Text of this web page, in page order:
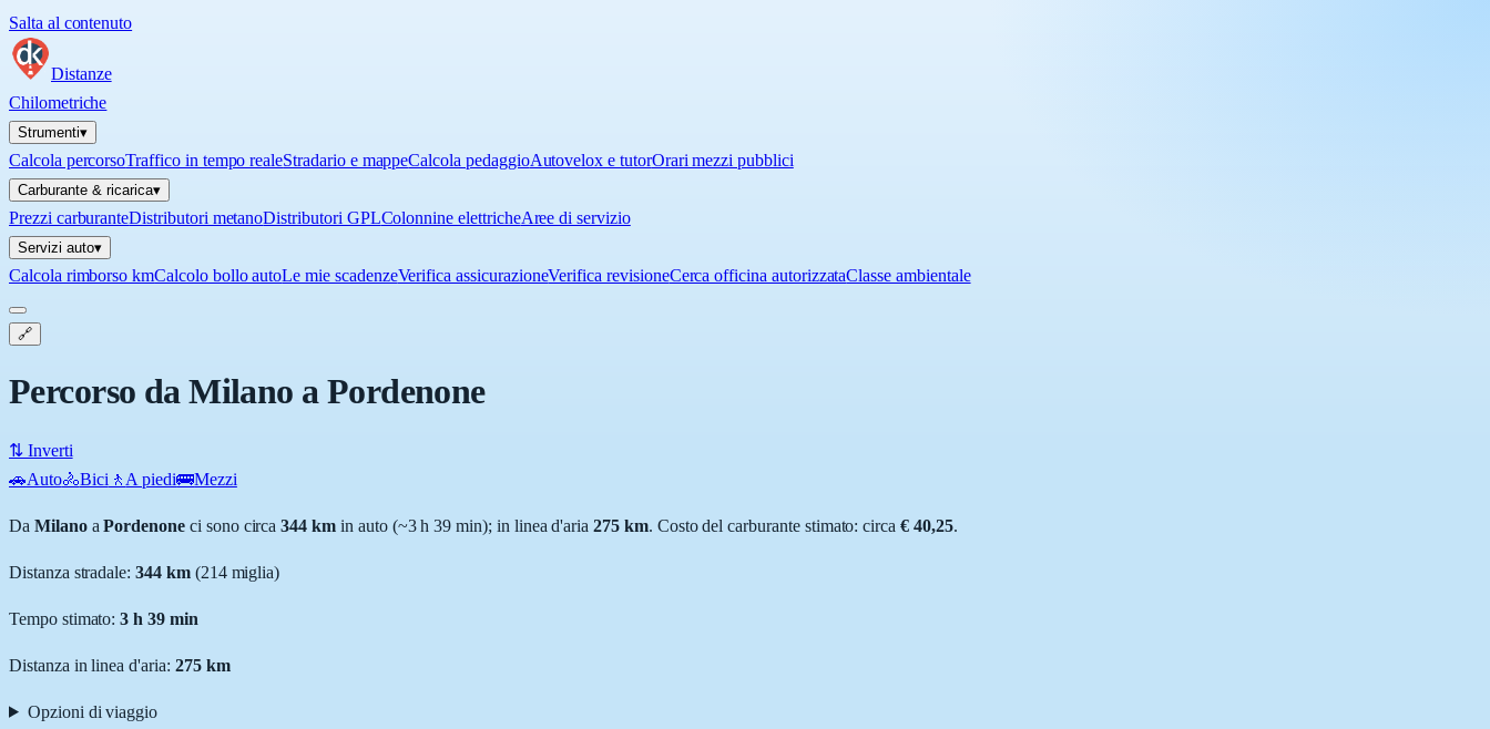
Salta al contenuto
Distanze
Chilometriche
Strumenti▾
Calcola percorsoTraffico in tempo realeStradario e mappeCalcola pedaggioAutovelox e tutorOrari mezzi pubblici
Carburante & ricarica▾
Prezzi carburanteDistributori metanoDistributori GPLColonnine elettricheAree di servizio
Servizi auto▾
Calcola rimborso kmCalcolo bollo autoLe mie scadenzeVerifica assicurazioneVerifica revisioneCerca officina autorizzataClasse ambientale
🔗
Percorso da Milano a Pordenone
⇅ Inverti
🚗Auto🚴Bici 🚶 A piedi🚌Mezzi
Da MilanoaPordenone ci sono circa 344 km in auto (~3 h 39 min); in linea d'aria275km. Costo del carburante stimato: circa € 40,25.
Distanza stradale:344km (214miglia)
Tempo stimato:3 h 39 min
Distanza in linea d'aria: 275km
Opzioni di viaggio